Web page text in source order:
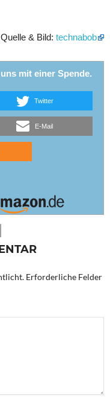
Quelle & Bild: technabob
mit einer Spende.
Twitter
E-Mail
Erforderliche Felder